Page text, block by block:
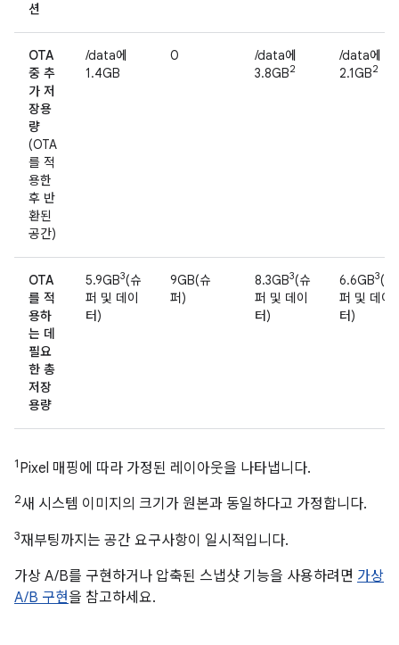
션
OTA
중 추
가 저
장용
량
(OTA
를 적
용한
후 반
환된
공간)
/data에
1.4GB
0
/data에
3.8GB2
/data에
2.1GB2
OTA
를 적
용하
는 데
필요
한 총
저장
용량
5.9GB3(슈
퍼 및 데이
터)
9GB(슈
퍼)
8.3GB3(슈
퍼 및 데이
터)
6.6GB3(슈
퍼 및 데이
터)
1Pixel 매핑에 따라 가정된 레이아웃을 나타냅니다.
2새 시스템 이미지의 크기가 원본과 동일하다고 가정합니다.
3재부팅까지는 공간 요구사항이 일시적입니다.
가상 A/B를 구현하거나 압축된 스냅샷 기능을 사용하려면 가상
A/B 구현을 참고하세요.